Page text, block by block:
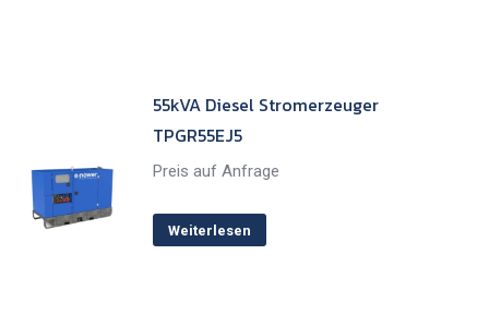
55kVA Diesel Stromerzeuger
TPGR55EJ5
Preis auf Anfrage
Weiterlesen